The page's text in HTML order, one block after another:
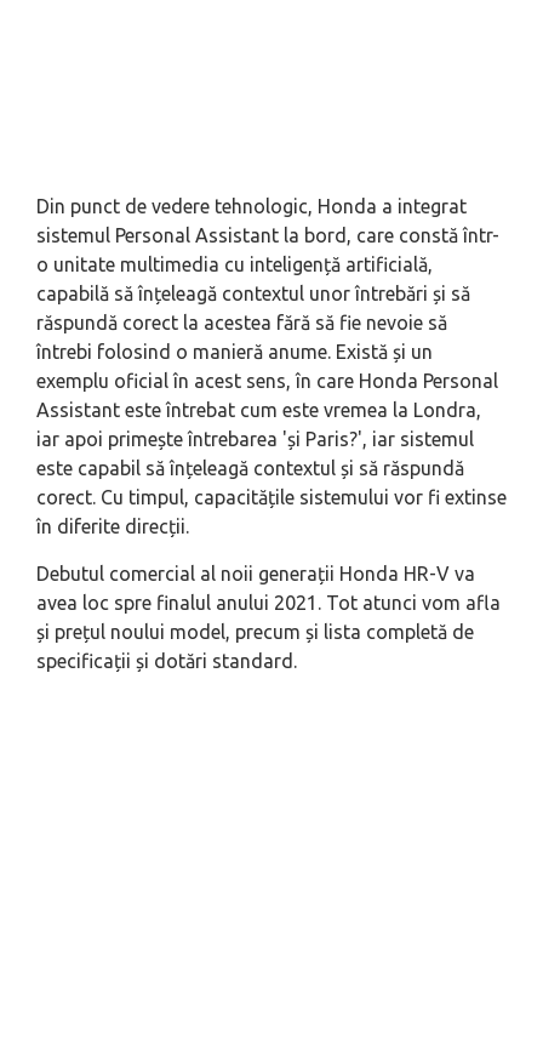
Din punct de vedere tehnologic, Honda a integrat
sistemul Personal Assistant la bord, care constă într-
o unitate multimedia cu inteligență artificială,
capabilă să înțeleagă contextul unor întrebări și să
răspundă corect la acestea fără să fie nevoie să
întrebi folosind o manieră anume. Există și un
exemplu oficial în acest sens, în care Honda Personal
Assistant este întrebat cum este vremea la Londra,
iar apoi primește întrebarea 'și Paris?', iar sistemul
este capabil să înțeleagă contextul și să răspundă
corect. Cu timpul, capacitățile sistemului vor fi extinse
în diferite direcții.
Debutul comercial al noii generații Honda HR-V va
avea loc spre finalul anului 2021. Tot atunci vom afla
și prețul noului model, precum și lista completă de
specificații și dotări standard.